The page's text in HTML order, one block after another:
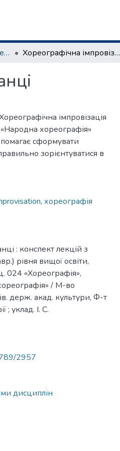
навчально-методичні рекомендації, програми дисциплін Хореографічна імпровізація у народному танці
імпровізація
хореографія»
сформувати
зорієнтуватися в
, хореографія
: конспект лекцій з
рівня вищої освіти,
024 «Хореографія»,
/ М-во
держ. акад. культури, Ф-т
; уклад. І. С.
2957
дисциплін